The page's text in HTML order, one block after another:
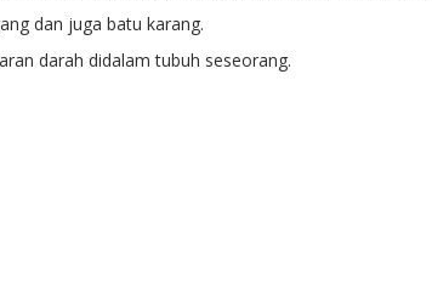
dan juga batu karang.
darah didalam tubuh seseorang.